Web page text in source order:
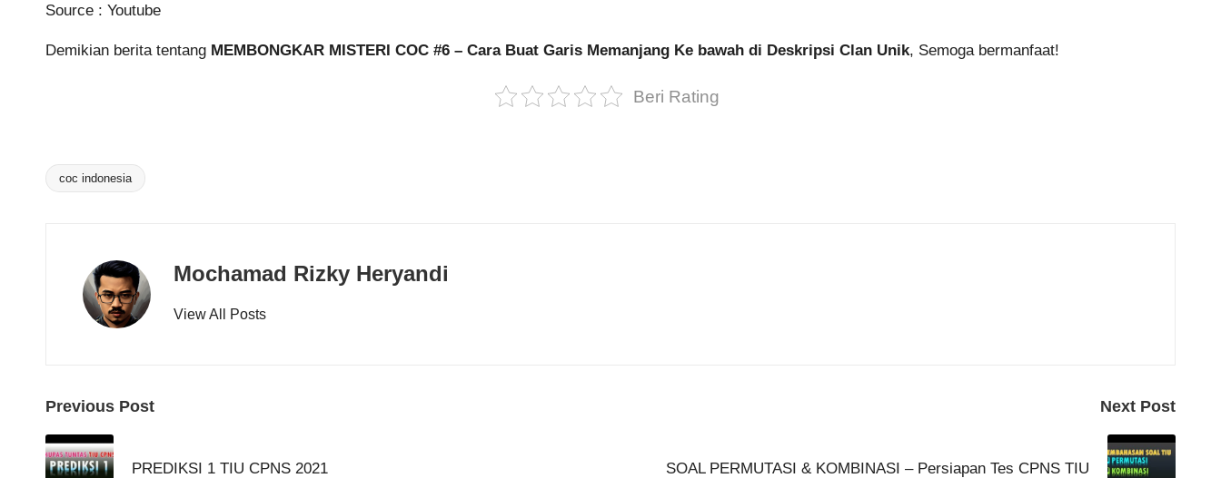
Source : Youtube
Demikian berita tentang MEMBONGKAR MISTERI COC #6 – Cara Buat Garis Memanjang Ke bawah di Deskripsi Clan Unik, Semoga bermanfaat!
Beri Rating
Tags:
coc indonesia
Mochamad Rizky Heryandi
View All Posts
Post
navigation
Previous Post
PREDIKSI 1 TIU CPNS 2021
Next Post
SOAL PERMUTASI & KOMBINASI – Persiapan Tes CPNS TIU